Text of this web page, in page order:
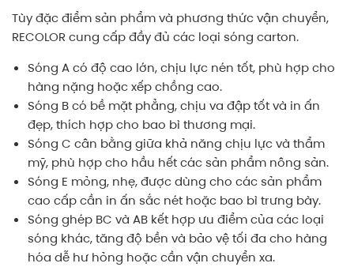
Tùy đặc điểm sản phẩm và phương thức vận chuyển,
RECOLOR cung cấp đầy đủ các loại sóng carton.
Sóng A có độ cao lớn, chịu lực nén tốt, phù hợp cho
hàng nặng hoặc xếp chồng cao.
Sóng B có bề mặt phẳng, chịu va đập tốt và in ấn
đẹp, thích hợp cho bao bì thương mại.
Sóng C cân bằng giữa khả năng chịu lực và thẩm
mỹ, phù hợp cho hầu hết các sản phẩm nông sản.
Sóng E mỏng, nhẹ, được dùng cho các sản phẩm
cao cấp cần in ấn sắc nét hoặc bao bì trưng bày.
Sóng ghép BC và AB kết hợp ưu điểm của các loại
sóng khác, tăng độ bền và bảo vệ tối đa cho hàng
hóa dễ hư hỏng hoặc cần vận chuyển xa.